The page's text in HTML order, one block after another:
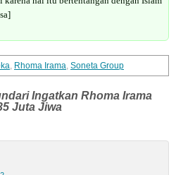
, Rhoma Irama, Soneta Group
Ingatkan Rhoma Irama
Juta Jiwa